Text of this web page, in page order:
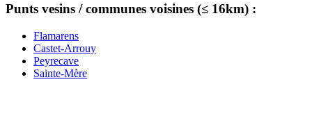
Punts vesins / communes voisines (≤ 16km) :
Flamarens
Castet-Arrouy
Peyrecave
Sainte-Mère